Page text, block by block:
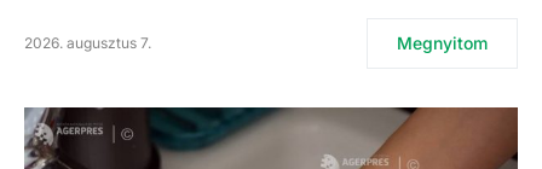
2026. augusztus 7. Megnyitom